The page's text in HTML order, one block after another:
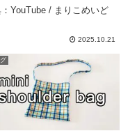
ンドメイド#バッグの
バッグ作り方#フリル#
YouTube / まりこめいど
2025.10.21